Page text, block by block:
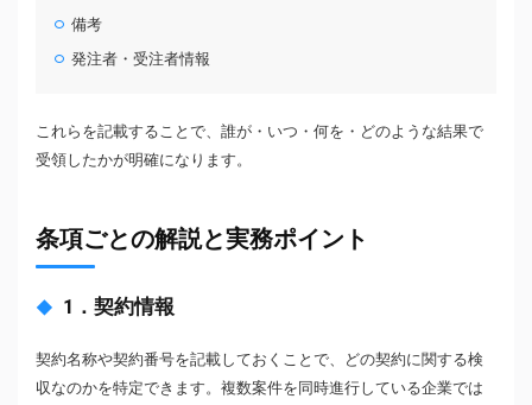
備考
発注者・受注者情報
これらを記載することで、誰が・いつ・何を・どのような結果で
受領したかが明確になります。
条項ごとの解説と実務ポイント
1．契約情報
契約名称や契約番号を記載しておくことで、どの契約に関する検
収なのかを特定できます。複数案件を同時進行している企業では